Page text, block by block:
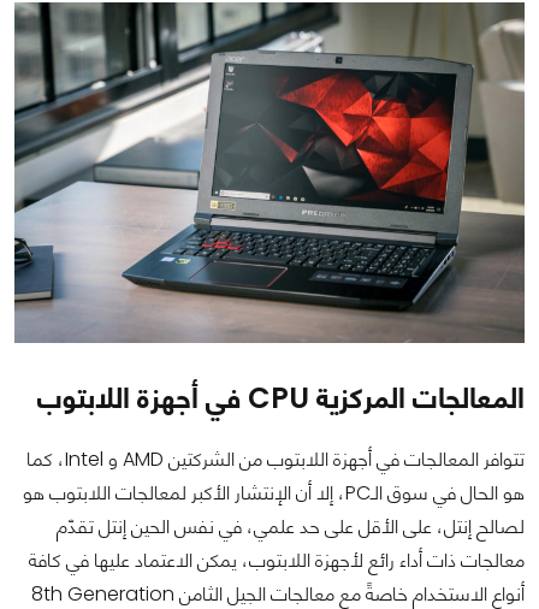
المعالجات المركزية CPU في أجهزة اللابتوب
تتوافر المعالجات في أجهزة اللابتوب من الشركتين AMD و Intel، كما
هو الحال في سوق الـPC، إلا أن الإنتشار الأكبر لمعالجات اللابتوب هو
لصالح إنتل، على الأقل على حد علمي، في نفس الحين إنتل تقدّم
معالجات ذات أداء رائع لأجهزة اللابتوب، يمكن الاعتماد عليها في كافة
أنواع الاستخدام خاصةً مع معالجات الجيل الثامن 8th Generation